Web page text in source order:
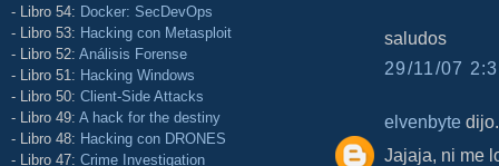
- Libro 54: Docker: SecDevOps
- Libro 53: Hacking con Metasploit
- Libro 52: Análisis Forense
- Libro 51: Hacking Windows
- Libro 50: Client-Side Attacks
- Libro 49: A hack for the destiny
- Libro 48: Hacking con DRONES
- Libro 47: Crime Investigation
saludos
29/11/07
elvenbyte
Jajaja, ni me